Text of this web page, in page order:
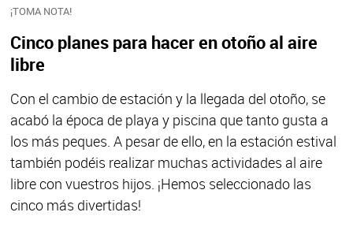
¡TOMA NOTA!
Cinco planes para hacer en otoño al aire
libre
Con el cambio de estación y la llegada del otoño, se
acabó la época de playa y piscina que tanto gusta a
los más peques. A pesar de ello, en la estación estival
también podéis realizar muchas actividades al aire
libre con vuestros hijos. ¡Hemos seleccionado las
cinco más divertidas!